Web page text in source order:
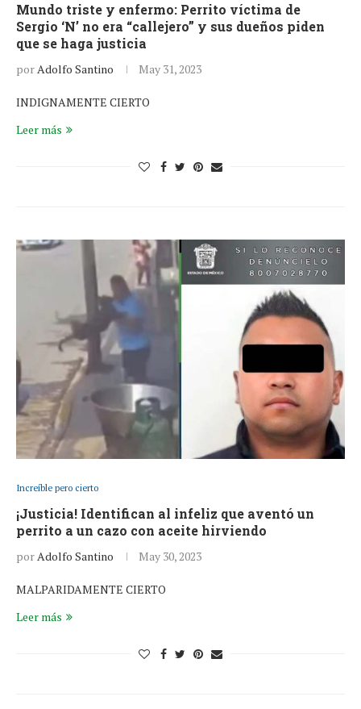
Mundo triste y enfermo: Perrito víctima de
Sergio ‘N’ no era “callejero” y sus dueños piden
que se haga justicia
porAdolfo Santino May 31, 2023
INDIGNAMENTE CIERTO
Leer más
Increíble pero cierto
¡Justicia! Identifican al infeliz que aventó un
perrito a un cazo con aceite hirviendo
porAdolfo Santino May 30, 2023
MALPARIDAMENTE CIERTO
Leer más